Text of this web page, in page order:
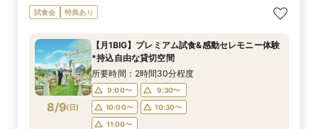
8/8(土)
【料理重視の方へ】6名〜家族で貸切♪神戸の海×
シェフ特製試食×じっくり安心相談会
9:00〜
9:30〜
10:00〜
10:30〜
11:00〜
フェアを予約
8/8(土)
【愛する家族と叶える感動の1日】挙式参列OK*
ペット連れ婚相談会
9:00〜
9:30〜
10:00〜
10:30〜
フェアを予約
8/8(土)
【人気グルメサイト★4.72】評判のレストラン
料理試食付き相談会
9:00〜
9:30〜
10:00〜
10:30〜
フェアを予約
試食会 特典あり
8/9(日)
【月1BIG】プレミアム試食&感動セレモニー体験
*持込自由な貸切空間
所要時間：2時間30分程度
9:00〜
9:30〜
10:00〜
10:30〜
11:00〜